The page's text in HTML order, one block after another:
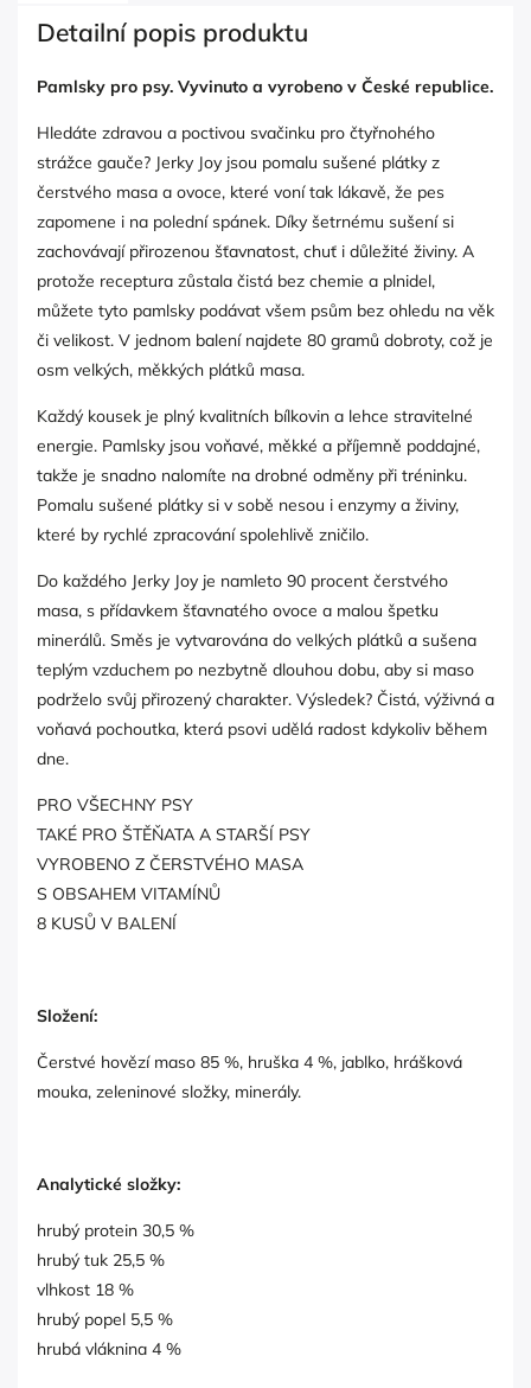
Detailní popis produktu
Pamlsky pro psy. Vyvinuto a vyrobeno v České republice.
Hledáte zdravou a poctivou svačinku pro čtyřnohého
strážce gauče? Jerky Joy jsou pomalu sušené plátky z
čerstvého masa a ovoce, které voní tak lákavě, že pes
zapomene i na polední spánek. Díky šetrnému sušení si
zachovávají přirozenou šťavnatost, chuť i důležité živiny. A
protože receptura zůstala čistá bez chemie a plnidel,
můžete tyto pamlsky podávat všem psům bez ohledu na věk
či velikost. V jednom balení najdete 80 gramů dobroty, což je
osm velkých, měkkých plátků masa.
Každý kousek je plný kvalitních bílkovin a lehce stravitelné
energie. Pamlsky jsou voňavé, měkké a příjemně poddajné,
takže je snadno nalomíte na drobné odměny při tréninku.
Pomalu sušené plátky si v sobě nesou i enzymy a živiny,
které by rychlé zpracování spolehlivě zničilo.
Do každého Jerky Joy je namleto 90 procent čerstvého
masa, s přídavkem šťavnatého ovoce a malou špetku
minerálů. Směs je vytvarována do velkých plátků a sušena
teplým vzduchem po nezbytně dlouhou dobu, aby si maso
podrželo svůj přirozený charakter. Výsledek? Čistá, výživná a
voňavá pochoutka, která psovi udělá radost kdykoliv během
dne.
PRO VŠECHNY PSY
TAKÉ PRO ŠTĚŇATA A STARŠÍ PSY
VYROBENO Z ČERSTVÉHO MASA
S OBSAHEM VITAMÍNŮ
8 KUSŮ V BALENÍ
Složení:
Čerstvé hovězí maso 85 %, hruška 4 %, jablko, hrášková
mouka, zeleninové složky, minerály.
Analytické složky:
hrubý protein 30,5 %
hrubý tuk 25,5 %
vlhkost 18 %
hrubý popel 5,5 %
hrubá vláknina 4 %